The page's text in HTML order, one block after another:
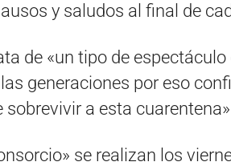
y saludos al final de
de «un tipo de
generaciones por eso
sobrevivir a esta
se realizan los